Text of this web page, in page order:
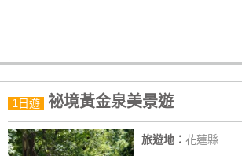
1日遊 祕境黃金泉美景遊
旅遊地： 花蓮縣